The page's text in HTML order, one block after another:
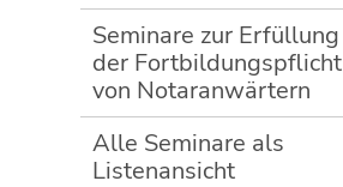
Seminare zur Erfüllung
der Fortbildungspflicht
von Notaranwärtern
Alle Seminare als
Listenansicht